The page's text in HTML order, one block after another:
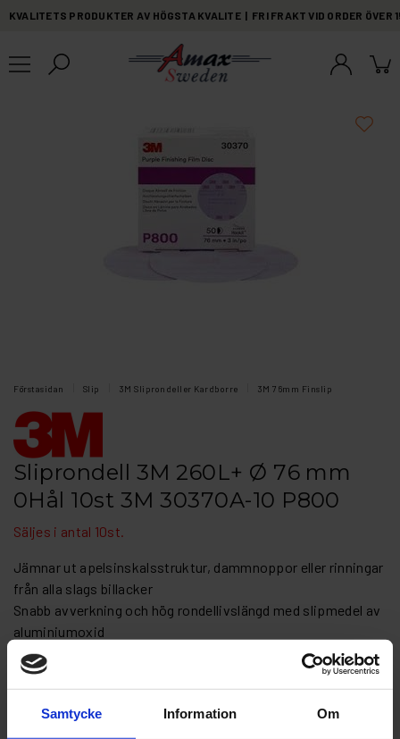
Samtycke Information Om
KVALITETS PRODUKTER AV HÖGSTA KVALITE | FRI FRAKT VID ORDER
Förstasidan Slip 3M Sliprondeller Kardborre 3M 76mm Finslip
Sliprondell 3M 260L+ Ø 76 mm
0Hål 10st 3M 30370A-10 P800
Säljes i antal 10st.
Jämnar ut apelsinskalsstruktur, dammnoppor eller rinningar
från alla slags billacker
Snabb avverkning och hög rondellivslängd med slipmedel av
aluminiumoxid
Används för mattering före målning
Finns i många olika kornstorlekar och hålkonfigurationer
Artikelnr: 3M 30370A-103M 30370A-10 P800